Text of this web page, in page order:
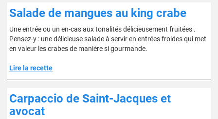
Salade de mangues au king crabe
Une entrée ou un en-cas aux tonalités délicieusement fruitées .
Pensez-y : une délicieuse salade à servir en entrées froides qui met
en valeur les crabes de manière si gourmande.
Lire la recette
Carpaccio de Saint-Jacques et
avocat